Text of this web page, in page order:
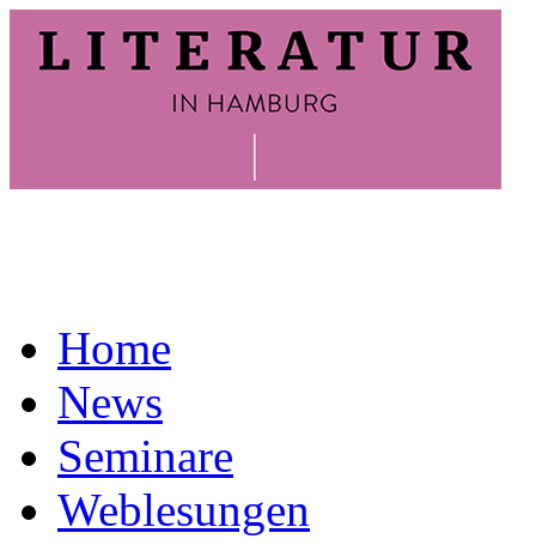
Home
News
Seminare
Weblesungen